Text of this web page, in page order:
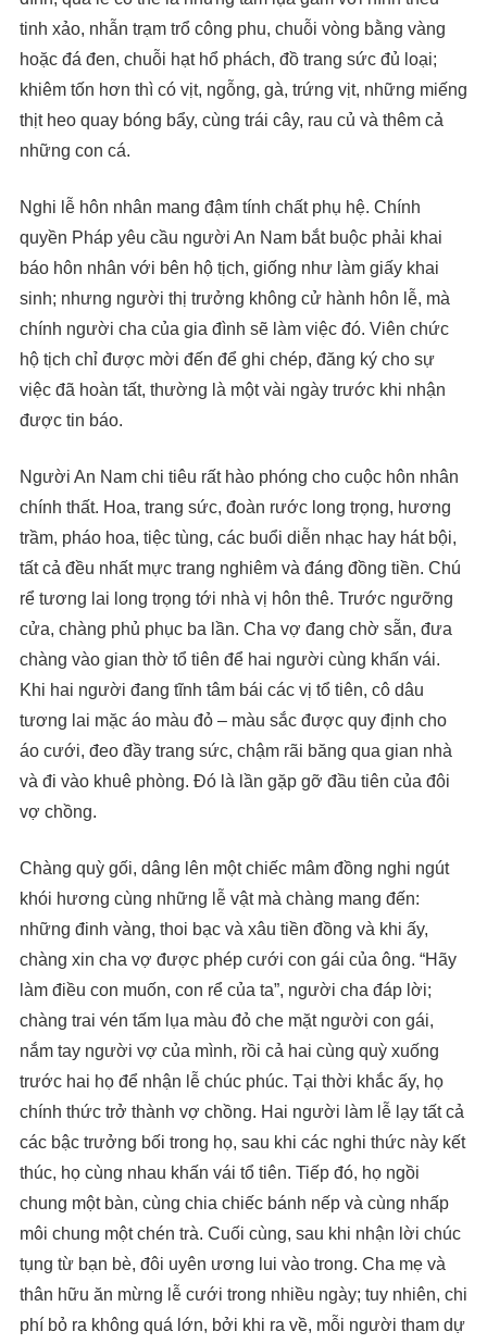
tinh xảo, nhẫn trạm trổ công phu, chuỗi vòng bằng vàng
hoặc đá đen, chuỗi hạt hổ phách, đồ trang sức đủ loại;
khiêm tốn hơn thì có vịt, ngỗng, gà, trứng vịt, những miếng
thịt heo quay bóng bẩy, cùng trái cây, rau củ và thêm cả
những con cá.
Nghi lễ hôn nhân mang đậm tính chất phụ hệ. Chính
quyền Pháp yêu cầu người An Nam bắt buộc phải khai
báo hôn nhân với bên hộ tịch, giống như làm giấy khai
sinh; nhưng người thị trưởng không cử hành hôn lễ, mà
chính người cha của gia đình sẽ làm việc đó. Viên chức
hộ tịch chỉ được mời đến để ghi chép, đăng ký cho sự
việc đã hoàn tất, thường là một vài ngày trước khi nhận
được tin báo.
Người An Nam chi tiêu rất hào phóng cho cuộc hôn nhân
chính thất. Hoa, trang sức, đoàn rước long trọng, hương
trầm, pháo hoa, tiệc tùng, các buổi diễn nhạc hay hát bội,
tất cả đều nhất mực trang nghiêm và đáng đồng tiền. Chú
rể tương lai long trọng tới nhà vị hôn thê. Trước ngưỡng
cửa, chàng phủ phục ba lần. Cha vợ đang chờ sẵn, đưa
chàng vào gian thờ tổ tiên để hai người cùng khấn vái.
Khi hai người đang tĩnh tâm bái các vị tổ tiên, cô dâu
tương lai mặc áo màu đỏ – màu sắc được quy định cho
áo cưới, đeo đầy trang sức, chậm rãi băng qua gian nhà
và đi vào khuê phòng. Đó là lần gặp gỡ đầu tiên của đôi
vợ chồng.
Chàng quỳ gối, dâng lên một chiếc mâm đồng nghi ngút
khói hương cùng những lễ vật mà chàng mang đến:
những đinh vàng, thoi bạc và xâu tiền đồng và khi ấy,
chàng xin cha vợ được phép cưới con gái của ông. “Hãy
làm điều con muốn, con rể của ta”, người cha đáp lời;
chàng trai vén tấm lụa màu đỏ che mặt người con gái,
nắm tay người vợ của mình, rồi cả hai cùng quỳ xuống
trước hai họ để nhận lễ chúc phúc. Tại thời khắc ấy, họ
chính thức trở thành vợ chồng. Hai người làm lễ lạy tất cả
các bậc trưởng bối trong họ, sau khi các nghi thức này kết
thúc, họ cùng nhau khấn vái tổ tiên. Tiếp đó, họ ngồi
chung một bàn, cùng chia chiếc bánh nếp và cùng nhấp
môi chung một chén trà. Cuối cùng, sau khi nhận lời chúc
tụng từ bạn bè, đôi uyên ương lui vào trong. Cha mẹ và
thân hữu ăn mừng lễ cưới trong nhiều ngày; tuy nhiên, chi
phí bỏ ra không quá lớn, bởi khi ra về, mỗi người tham dự